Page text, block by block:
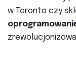
w Toronto czy